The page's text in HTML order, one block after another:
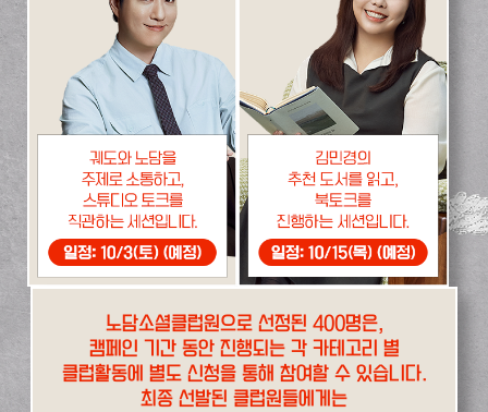
노담소셜클럽원으로 선정된 400명은,
캠페인 기간 동안 진행되는 각 카테고리 별
클럽활동에 별도 신청을 통해 참여할 수 있습니다.
최종 선발된 클럽원들에게는